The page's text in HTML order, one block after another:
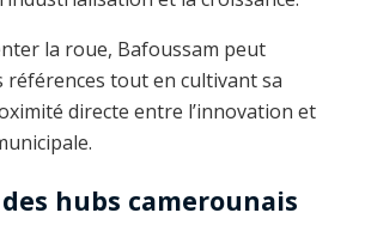
la roue, Bafoussam peut
références tout en cultivant sa
directe entre l’innovation et
hubs camerounais